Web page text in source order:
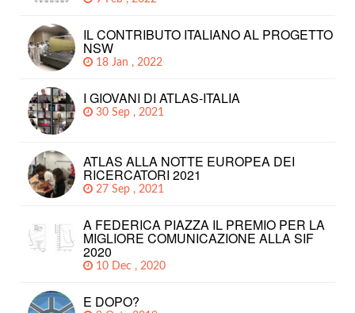
IL CONTRIBUTO ITALIANO AL PROGETTO
NSW
18 Jan , 2022
I GIOVANI DI ATLAS-ITALIA
30 Sep , 2021
ATLAS ALLA NOTTE EUROPEA DEI
RICERCATORI 2021
27 Sep , 2021
A FEDERICA PIAZZA IL PREMIO PER LA
MIGLIORE COMUNICAZIONE ALLA SIF
2020
10 Dec , 2020
E DOPO?